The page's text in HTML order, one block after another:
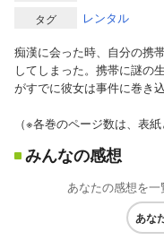
タグ
レンタル
痴漢に会った時、自分の携
してしまった。携帯に謎の
がすでに彼女は事件に巻き
（※各巻のページ数は、表
みんなの感想
あなたの感想を一
あな